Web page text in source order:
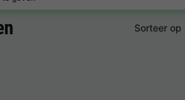
Sorteer op